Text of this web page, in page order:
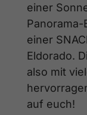
einer
Panorama-
einer
Eldorado.
also mit
auf euch!